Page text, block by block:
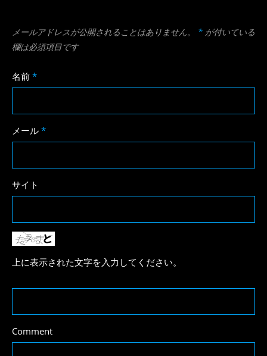
メールアドレスが公開されることはありません。 * が付いている
欄は必須項目です
名前 *
メール *
サイト
上に表示された文字を入力してください。
Comment